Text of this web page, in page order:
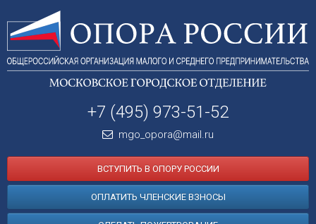
+7 (495) 973-51-52
mgo_opora@mail.ru
ВСТУПИТЬ В ОПОРУ РОССИИ
ОПЛАТИТЬ ЧЛЕНСКИЕ ВЗНОСЫ